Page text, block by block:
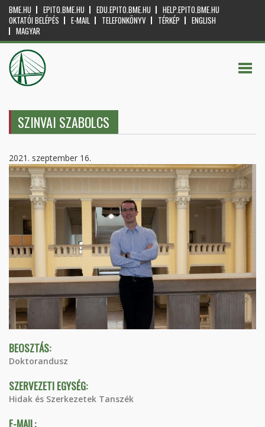
BME.HU EPITO.BME.HU EDU.EPITO.BME.HU
HELP.EPITO.BME.HU
OKTATÓI BELÉPÉS
E-MAIL TELEFONKÖNYV TÉRKÉP
ENGLISH
MAGYAR
SZINVAI SZABOLCS
2021. szeptember 16.
BEOSZTÁS:
Doktorandusz
SZERVEZETI EGYSÉG:
Hidak és Szerkezetek Tanszék
E-MAIL: